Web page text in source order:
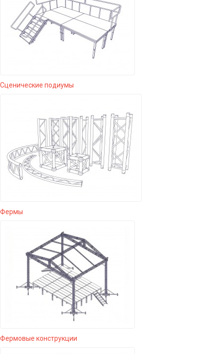
Сценические подиумы
Фермы
Фермовые конструкции